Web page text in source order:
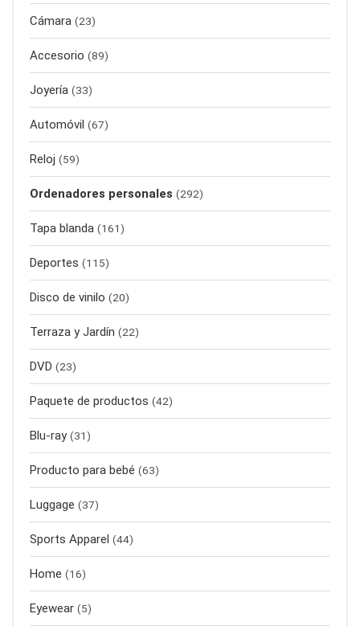
Cámara (23)
Accesorio (89)
Joyería (33)
Automóvil (67)
Reloj (59)
Ordenadores personales (292)
Tapa blanda (161)
Deportes (115)
Disco de vinilo (20)
Terraza y Jardín (22)
DVD (23)
Paquete de productos (42)
Blu-ray (31)
Producto para bebé (63)
Luggage (37)
Sports Apparel (44)
Home (16)
Eyewear (5)